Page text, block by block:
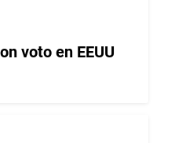
voto en EEUU